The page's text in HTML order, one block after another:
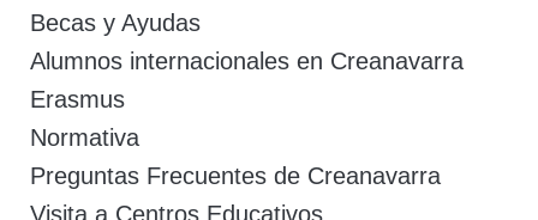
Becas y Ayudas
Alumnos internacionales en Creanavarra
Erasmus
Normativa
Preguntas Frecuentes de Creanavarra
Visita a Centros Educativos